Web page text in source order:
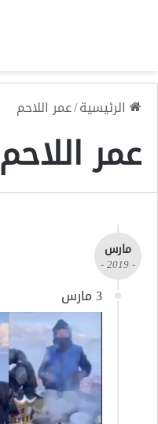
الرئيسية/عمر اللاحم
عمر اللاحم
مارس
- 2019 -
3 مارس